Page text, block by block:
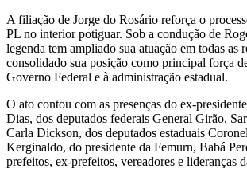
A filiação de Jorge do Rosário reforça o
PL no interior potiguar. Sob a condução de
legenda tem ampliado sua atuação em todas as
consolidado sua posição como principal força
Governo Federal e à administração estadual.
O ato contou com as presenças do ex-
Dias, dos deputados federais General Girão,
Carla Dickson, dos deputados estaduais
Kerginaldo, do presidente da Femurn, Babá
prefeitos, ex-prefeitos, vereadores e lideranças